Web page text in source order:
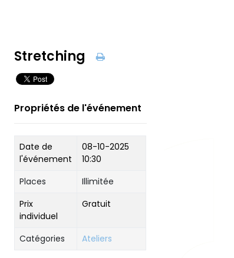
Stretching
Propriétés de l'événement
Date de
l'événement
08-10-2025
10:30
Places
Illimitée
Prix
individuel
Gratuit
Catégories Ateliers